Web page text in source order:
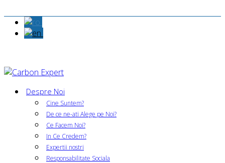
Despre Noi
Cine Suntem?
De ce ne-ati Alege pe Noi?
Ce Facem Noi?
In Ce Credem?
Expertii nostri
Responsabilitate Sociala